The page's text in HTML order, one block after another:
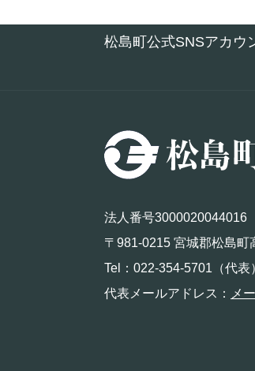
松島町公式SNSアカウ
法人番号3000020044016
〒981-0215 宮城郡松島
Tel：022-354-5701（代
代表メールアドレス：
メ